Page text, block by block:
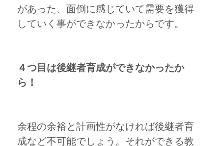
があった、面倒に感じていて需要を獲得
していく事ができなかったからです。
４つ目は後継者育成ができなかったか
ら！
余程の余裕と計画性がなければ後継者育
成など不可能でしょう。それができる教